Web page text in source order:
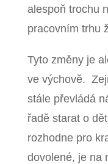
alespoň trochu
pracovním trhu
Tyto změny je
ve výchově.
stále převládá
řadě starat o
rozhodne pro
dovolené, je na